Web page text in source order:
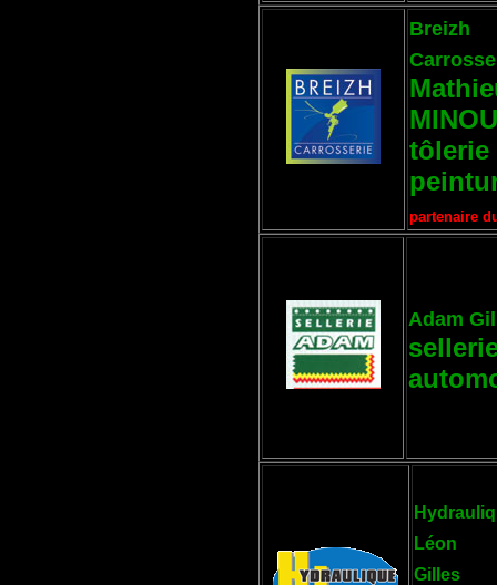
Breizh
tôlerie
partenaire
Adam
Léon
Gilles